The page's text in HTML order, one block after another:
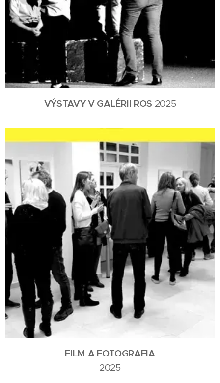
VÝSTAVY V GALÉRII ROS 2025
FILM A FOTOGRAFIA
2025